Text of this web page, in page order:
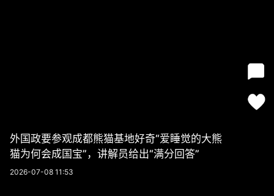
外国政要参观成都熊猫基地好奇“爱睡觉的大熊
猫为何会成国宝”，讲解员给出“满分回答”
2026-07-08 11:53